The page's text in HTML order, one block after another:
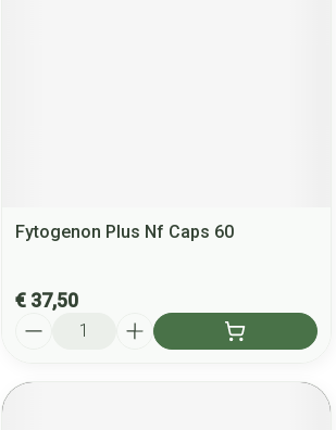
Fytogenon Plus Nf Caps 60
€ 37,50